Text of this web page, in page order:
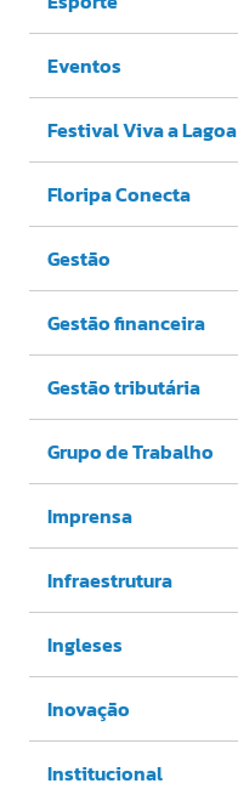
Eventos
Festival Viva a Lagoa
Floripa Conecta
Gestão
Gestão financeira
Gestão tributária
Grupo de Trabalho
Imprensa
Infraestrutura
Ingleses
Inovação
Institucional